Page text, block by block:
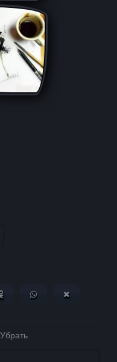
ВКонтакте
Поделиться в
Поделиться в
Убрать